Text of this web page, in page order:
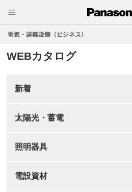
電気・建築設備（ビジネス）
WEBカタログ
新着
太陽光・蓄電
照明器具
電設資材